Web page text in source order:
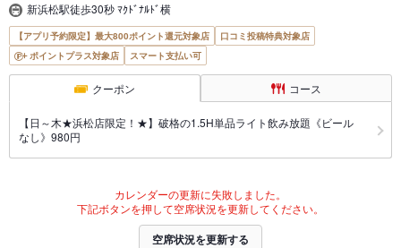
新浜松駅徒歩30秒 ﾏｸﾄﾞﾅﾙﾄﾞ横
【アプリ予約限定】最大800ポイント還元対象店
口コミ投稿特典対象店
ポイントプラス対象店
スマート支払い可
クーポン コース
【日～木★浜松店限定！★】破格の1.5H単品ライト飲み放題《ビール
なし》980円
カレンダーの更新に失敗しました。
下記ボタンを押して空席状況を更新してください。
空席状況を更新する